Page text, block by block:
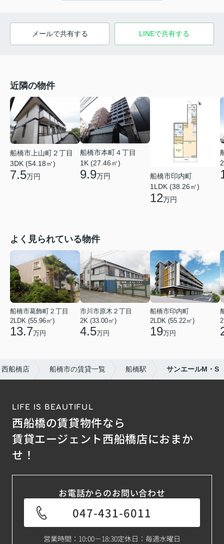
メールで共有する LINEで共有する
近隣の物件
船橋市上山町２丁目
3DK (54.18㎡)
7.5万円
船橋市本町４丁目
1K (27.46㎡)
9.9万円
船橋市印内町
1LDK (38.26㎡)
12万円
よく見られている物件
船橋市葛飾町２丁目
2LDK (55.96㎡)
13.7万円
市川市原木２丁目
2K (33.00㎡)
4.5万円
船橋市印内町
2LDK (55.22㎡)
19万円
船橋店 船橋市の賃貸一覧 船橋駅 サンエールM・S
LIFE IS BEAUTIFUL
西船橋の賃貸物件なら
賃貸エージェント西船橋店におまか
せ！
お電話からのお問い合わせ
047-431-6011
営業時間：10:00－18:30定休日：毎週水曜日